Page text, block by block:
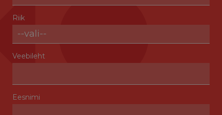
Riik
Veebileht
Eesnimi